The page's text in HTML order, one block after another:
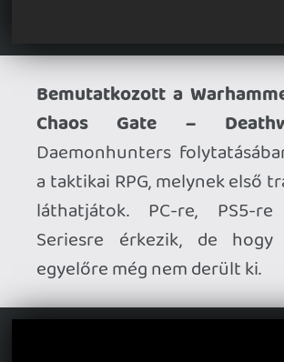
Készül a Warhammer Age of Sigmar:
platformerben egy Skaven orgyilkost
irányíthatunk majd. Egyelőre csak egy
teaser videót láthattunk róla, annyi
azonban kiderült, hogy a játék 2027-ben
érkezik PC-re, PS5-re, Xbox Seriesre és
Switch 2-re.